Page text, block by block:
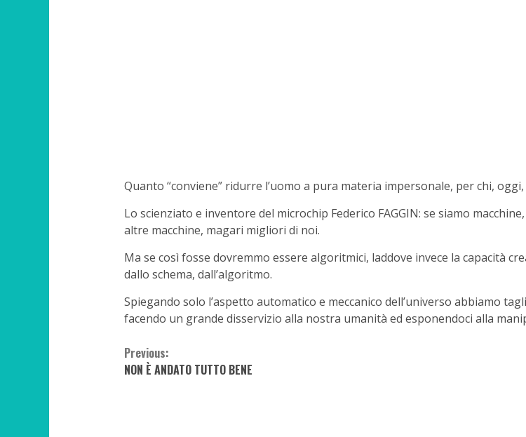
Quanto “conviene” ridurre l’uomo a pura materia impersonale, per chi,
Lo scienziato e inventore del microchip Federico FAGGIN: se siamo
altre macchine, magari migliori di noi.
Ma se così fosse dovremmo essere algoritmici, laddove invece la capacità
dallo schema, dall’algoritmo.
Spiegando solo l’aspetto automatico e meccanico dell’universo abbiamo
facendo un grande disservizio alla nostra umanità ed esponendoci alla
Continue
Reading
Previous:
NON È ANDATO TUTTO BENE